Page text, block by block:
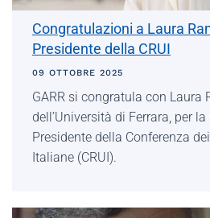
Congratulazioni a Laura
Presidente della CRUI
09 OTTOBRE 2025
GARR si congratula con Laura
dell’Università di Ferrara, per
Presidente della Conferenza
Italiane (CRUI).